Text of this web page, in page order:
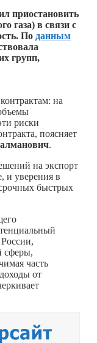
приостановить
газа) в связи с
По данным
групп,
на
риски
поясняет
.
на экспорт
и уверения в
быстрых
сферы,
часть
от